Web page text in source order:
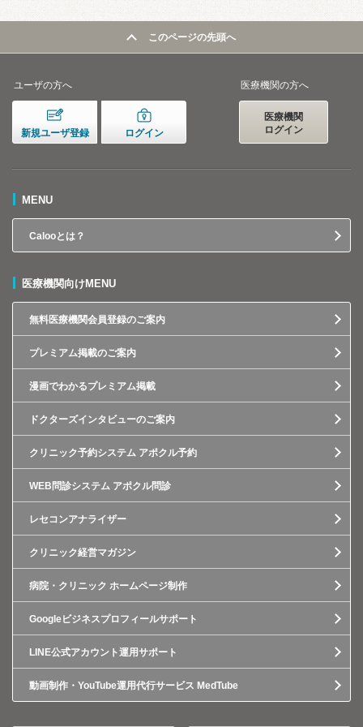
このページの先頭へ
ユーザの方へ
新規ユーザ登録 ログイン
医療機関の方へ
医療機関
ログイン
MENU
Calooとは？
医療機関向けMENU
無料医療機関会員登録のご案内
プレミアム掲載のご案内
漫画でわかるプレミアム掲載
ドクターズインタビューのご案内
クリニック予約システム アポクル予約
WEB問診システム アポクル問診
レセコンアナライザー
クリニック経営マガジン
病院・クリニック ホームページ制作
Googleビジネスプロフィールサポート
LINE公式アカウント運用サポート
動画制作・YouTube運用代行サービス MedTube